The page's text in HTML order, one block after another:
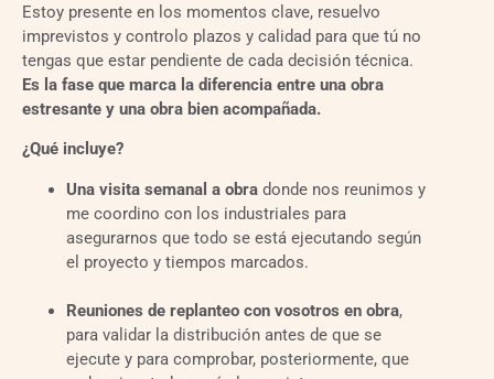
Estoy presente en los momentos clave, resuelvo
imprevistos y controlo plazos y calidad para que tú no
tengas que estar pendiente de cada decisión técnica.
Es la fase que marca la diferencia entre una obra
estresante y una obra bien acompañada.
¿Qué incluye?
Una visita semanal a obra donde nos reunimos y
me coordino con los industriales para
asegurarnos que todo se está ejecutando según
el proyecto y tiempos marcados.
Reuniones de replanteo con vosotros en obra,
para validar la distribución antes de que se
ejecute y para comprobar, posteriormente, que